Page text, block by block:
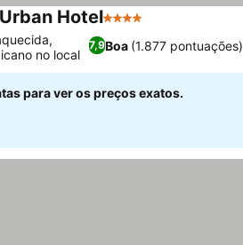
Hotel4 Estrelas
7,9Boa (1.877 pontuações)
no local
para ver os preços exatos.